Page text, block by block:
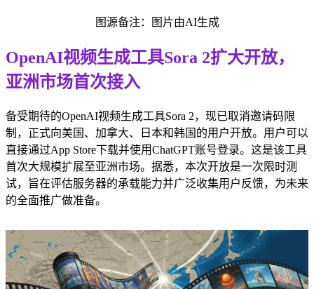
图源备注：图片由AI生成
OpenAI视频生成工具Sora 2扩大开放，
亚洲市场首次接入
备受期待的OpenAI视频生成工具Sora 2，现已取消邀请码限
制，正式向美国、加拿大、日本和韩国的用户开放。用户可以
直接通过App Store下载并使用ChatGPT账号登录。这是该工具
首次大规模扩展至亚洲市场。据悉，本次开放是一次限时测
试，旨在评估服务器的承载能力并广泛收集用户反馈，为未来
的全面推广做准备。